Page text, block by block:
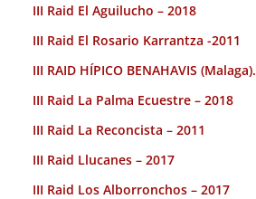
III Raid El Aguilucho – 2018
III Raid El Rosario Karrantza -2011
III RAID HÍPICO BENAHAVIS (Malaga).
III Raid La Palma Ecuestre – 2018
III Raid La Reconcista – 2011
III Raid Llucanes – 2017
III Raid Los Alborronchos – 2017